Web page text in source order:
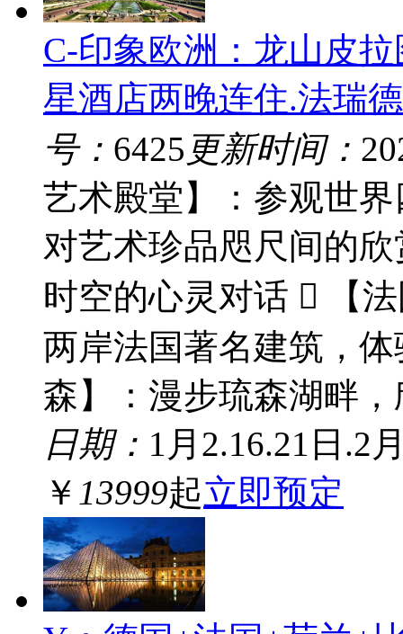
C-印象欧洲：龙山皮
星酒店两晚连住.法瑞
号： 6425 更新时间：
艺术殿堂】：参观世
对艺术珍品咫尺间的
时空的心灵对话  【
两岸法国著名建筑，
森】：漫步琉森湖畔
日期： 1月2.16.21日.2
￥ 13999起立即预定